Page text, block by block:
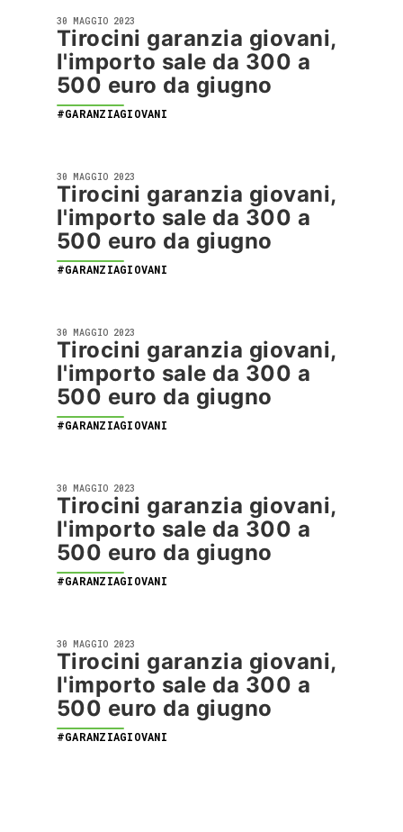
30 MAGGIO 2023
Tirocini garanzia giovani,
l'importo sale da 300 a
500 euro da giugno
#GARANZIAGIOVANI
30 MAGGIO 2023
Tirocini garanzia giovani,
l'importo sale da 300 a
500 euro da giugno
#GARANZIAGIOVANI
30 MAGGIO 2023
Tirocini garanzia giovani,
l'importo sale da 300 a
500 euro da giugno
#GARANZIAGIOVANI
30 MAGGIO 2023
Tirocini garanzia giovani,
l'importo sale da 300 a
500 euro da giugno
#GARANZIAGIOVANI
30 MAGGIO 2023
Tirocini garanzia giovani,
l'importo sale da 300 a
500 euro da giugno
#GARANZIAGIOVANI